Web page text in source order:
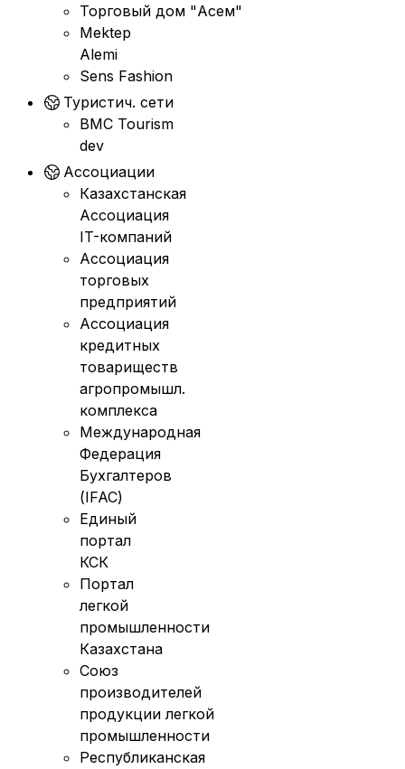
Торговый дом "Асем"
Mektep
Alemi
Sens Fashion
Туристич. сети
BMC Tourism
dev
Ассоциации
Казахстанская
Ассоциация
IT-компаний
Ассоциация
торговых
предприятий
Ассоциация
кредитных
товариществ
агропромышл.
комплекса
Международная
Федерация
Бухгалтеров
(IFAC)
Единый
портал
КСК
Портал
легкой
промышленности
Казахстана
Союз
производителей
продукции легкой
промышленности
Республиканская